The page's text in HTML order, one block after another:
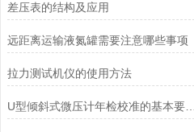
差压表的结构及应用
远距离运输液氮罐需要注意哪些事项
拉力测试机仪的使用方法
U型倾斜式微压计年检校准的基本要求校准的说明